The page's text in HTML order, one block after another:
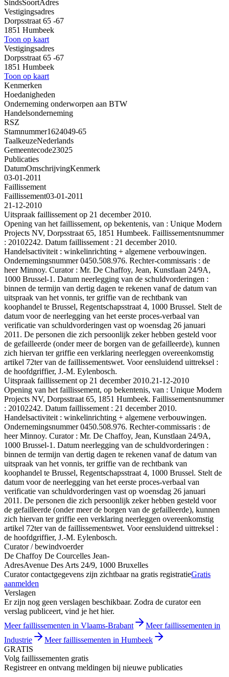
SindsSoortAdres
Vestigingsadres
Dorpsstraat 65 -67
1851 Humbeek
Toon op kaart
Vestigingsadres
Dorpsstraat 65 -67
1851 Humbeek
Toon op kaart
Kenmerken
Hoedanigheden
Onderneming onderworpen aan BTW
Handelsonderneming
RSZ
Stamnummer1624049-65
TaalkeuzeNederlands
Gemeentecode23025
Publicaties
DatumOmschrijvingKenmerk
03-01-2011
Faillissement
Faillissement03-01-2011
21-12-2010
Uitspraak faillissement op 21 december 2010.
Opening van het faillissement, op bekentenis, van : Unique Modern
Projects NV, Dorpsstraat 65, 1851 Humbeek. Faillissementsnummer
: 20102242. Datum faillissement : 21 december 2010.
Handelsactiviteit : winkelinrichting + algemene verbouwingen.
Ondernemingsnummer 0450.508.976. Rechter-commissaris : de
heer Minnoy. Curator : Mr. De Chaffoy, Jean, Kunstlaan 24/9A,
1000 Brussel-1. Datum neerlegging van de schuldvorderingen :
binnen de termijn van dertig dagen te rekenen vanaf de datum van
uitspraak van het vonnis, ter griffie van de rechtbank van
koophandel te Brussel, Regentschapsstraat 4, 1000 Brussel. Stelt de
datum voor de neerlegging van het eerste proces-verbaal van
verificatie van schuldvorderingen vast op woensdag 26 januari
2011. De personen die zich persoonlijk zeker hebben gesteld voor
de gefailleerde (onder meer de borgen van de gefailleerde), kunnen
zich hiervan ter griffie een verklaring neerleggen overeenkomstig
artikel 72ter van de faillissementswet. Voor eensluidend uittreksel :
de hoofdgriffier, J.-M. Eylenbosch.
Uitspraak faillissement op 21 december 2010.21-12-2010
Opening van het faillissement, op bekentenis, van : Unique Modern
Projects NV, Dorpsstraat 65, 1851 Humbeek. Faillissementsnummer
: 20102242. Datum faillissement : 21 december 2010.
Handelsactiviteit : winkelinrichting + algemene verbouwingen.
Ondernemingsnummer 0450.508.976. Rechter-commissaris : de
heer Minnoy. Curator : Mr. De Chaffoy, Jean, Kunstlaan 24/9A,
1000 Brussel-1. Datum neerlegging van de schuldvorderingen :
binnen de termijn van dertig dagen te rekenen vanaf de datum van
uitspraak van het vonnis, ter griffie van de rechtbank van
koophandel te Brussel, Regentschapsstraat 4, 1000 Brussel. Stelt de
datum voor de neerlegging van het eerste proces-verbaal van
verificatie van schuldvorderingen vast op woensdag 26 januari
2011. De personen die zich persoonlijk zeker hebben gesteld voor
de gefailleerde (onder meer de borgen van de gefailleerde), kunnen
zich hiervan ter griffie een verklaring neerleggen overeenkomstig
artikel 72ter van de faillissementswet. Voor eensluidend uittreksel :
de hoofdgriffier, J.-M. Eylenbosch.
Curator / bewindvoerder
De Chaffoy De Courcelles Jean-
AdresAvenue Des Arts 24/9, 1000 Bruxelles
Curator contactgegevens zijn zichtbaar na gratis registratieGratis
aanmelden
Verslagen
Er zijn nog geen verslagen beschikbaar. Zodra de curator een
verslag publiceert, vind je het hier.
Meer faillissementen in Vlaams-Brabant
Meer faillissementen in
Industrie
Meer faillissementen in Humbeek
GRATIS
Volg faillissementen gratis
Registreer en ontvang meldingen bij nieuwe publicaties